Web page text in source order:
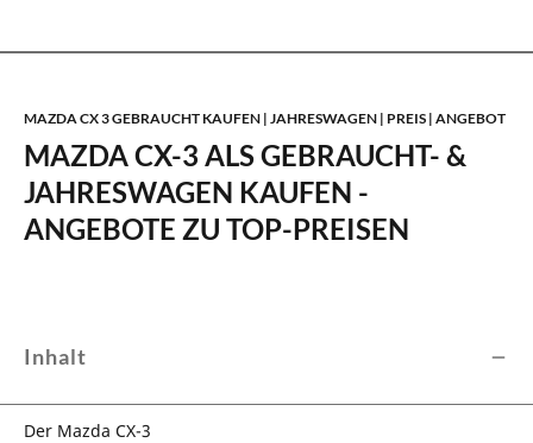
MAZDA CX 3 GEBRAUCHT KAUFEN | JAHRESWAGEN | PREIS | ANGEBOT
MAZDA CX-3 ALS GEBRAUCHT- &
JAHRESWAGEN KAUFEN -
ANGEBOTE ZU TOP-PREISEN
Inhalt
Der Mazda CX-3